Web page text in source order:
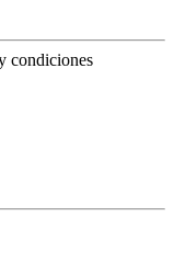
condiciones